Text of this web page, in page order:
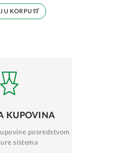
U KORPU
KUPOVINA
posredstvom
sistema